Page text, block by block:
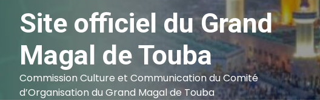
Site officiel du Grand
Magal de Touba
Commission Culture et Communication du Comité
d’Organisation du Grand Magal de Touba